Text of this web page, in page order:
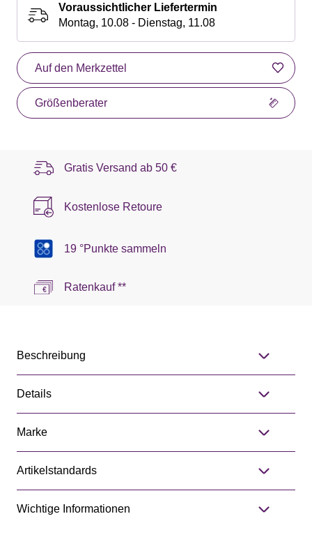
Voraussichtlicher Liefertermin
Montag, 10.08 - Dienstag, 11.08
Auf den Merkzettel
Größenberater
Gratis Versand ab 50 €
Kostenlose Retoure
19 °Punkte sammeln
Ratenkauf **
Beschreibung
Details
Marke
Artikelstandards
Wichtige Informationen